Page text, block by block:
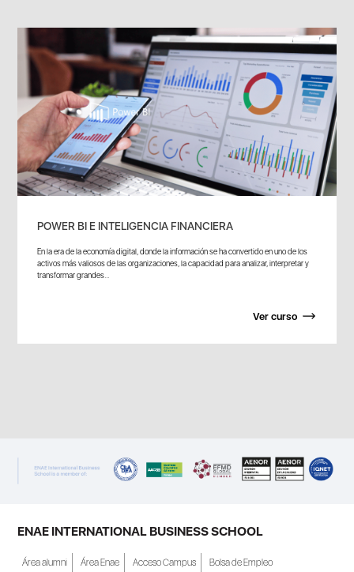
POWER BI E INTELIGENCIA FINANCIERA
En la era de la economía digital, donde la información se ha convertido en uno de los
activos más valiosos de las organizaciones, la capacidad para analizar, interpretar y
transformar grandes...
Ver curso
ENAE INTERNATIONAL BUSINESS SCHOOL
Área alumni Área Enae Acceso Campus Bolsa de Empleo